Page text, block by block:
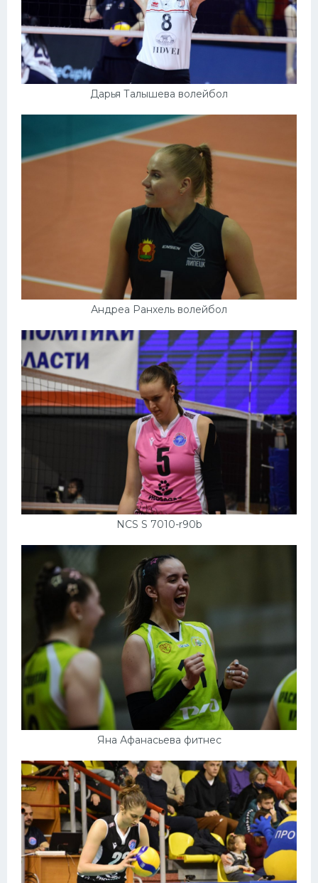
Дарья Талышева волейбол
Андреа Ранхель волейбол
NCS S 7010-r90b
Яна Афанасьева фитнес